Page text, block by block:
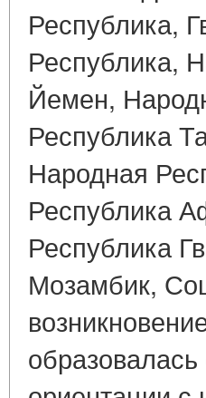
Республика,
Республика,
Йемен,
Республика
Народная
Республика
Республика
Мозамбик,